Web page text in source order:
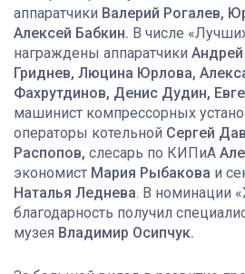
аппаратчики Валерий Рогалев,
Алексей Бабкин. В числе
награждены аппаратчики
Гриднев, Люцина Юрлова,
Фахрутдинов, Денис Дудин,
машинист компрессорных
операторы котельной Сергей
Распопов, слесарь по КИПиА
экономист Мария Рыбакова и
Наталья Леднева. В номинации
благодарность получил
музея Владимир Осипчук.